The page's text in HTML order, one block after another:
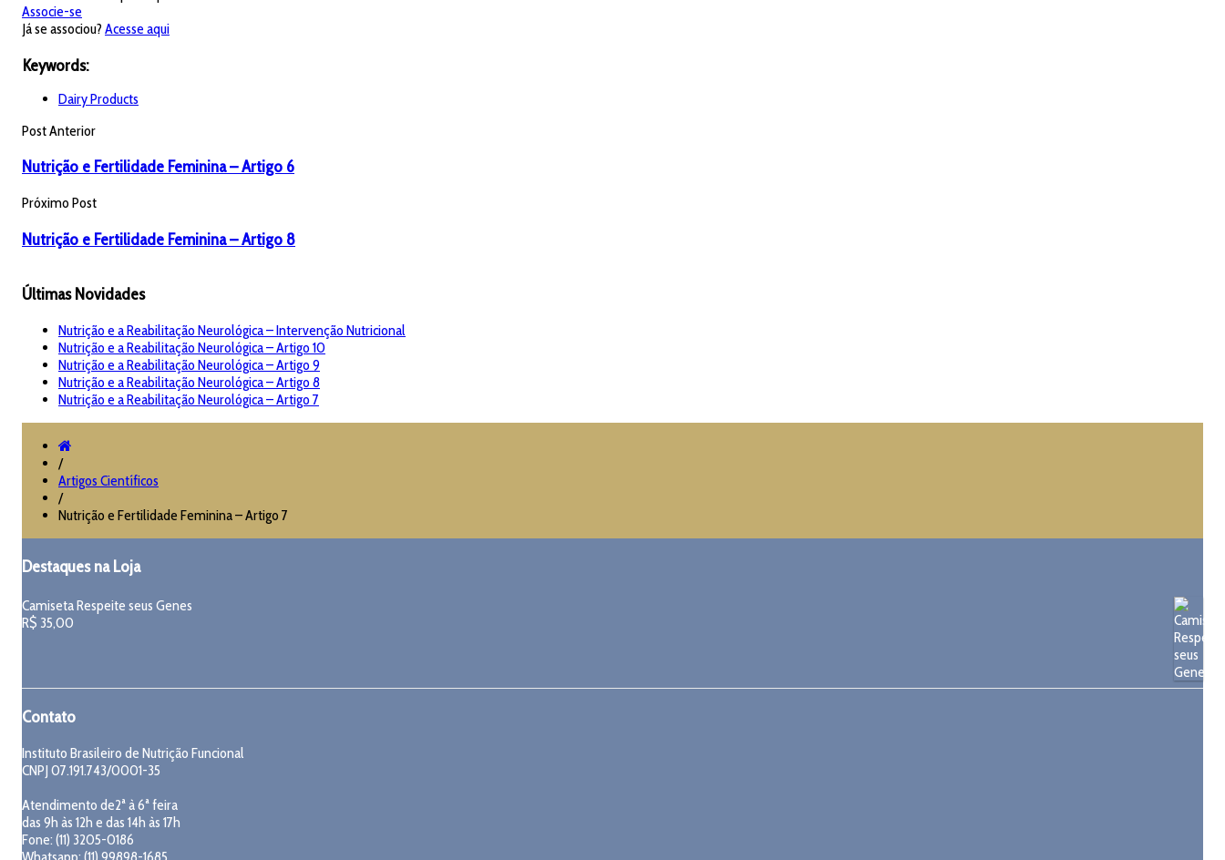
Associe-se
Já se associou? Acesse aqui
Keywords:
Dairy Products
Post Anterior
Nutrição e Fertilidade Feminina – Artigo 6
Próximo Post
Nutrição e Fertilidade Feminina – Artigo 8
Últimas Novidades
Nutrição e a Reabilitação Neurológica – Intervenção Nutricional
Nutrição e a Reabilitação Neurológica – Artigo 10
Nutrição e a Reabilitação Neurológica – Artigo 9
Nutrição e a Reabilitação Neurológica – Artigo 8
Nutrição e a Reabilitação Neurológica – Artigo 7
/
Artigos Científicos
/
Nutrição e Fertilidade Feminina – Artigo 7
Destaques na Loja
Camiseta Respeite seus Genes
R$ 35,00
Contato
Instituto Brasileiro de Nutrição Funcional
CNPJ 07.191.743/0001-35
Atendimento de2ª à 6ª feira
das 9h às 12h e das 14h às 17h
Fone: (11) 3205-0186
Whatsapp: (11) 99898-1685